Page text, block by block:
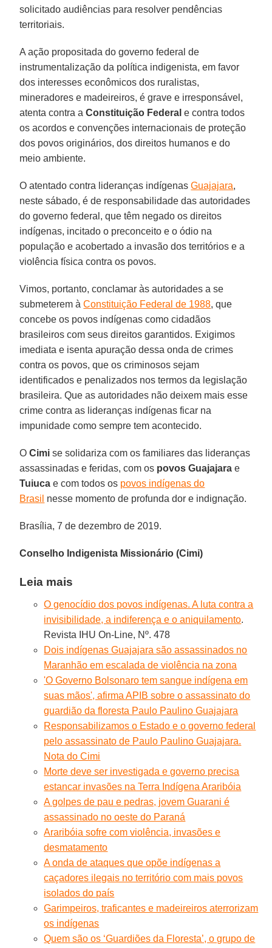
solicitado audiências para resolver pendências
territoriais.
A ação propositada do governo federal de
instrumentalização da política indigenista, em favor
dos interesses econômicos dos ruralistas,
mineradores e madeireiros, é grave e irresponsável,
atenta contra aConstituição Federal e contra todos
os acordos e convenções internacionais de proteção
dos povos originários, dos direitos humanos e do
meio ambiente.
O atentado contra lideranças indígenasGuajajara,
neste sábado, é de responsabilidade das autoridades
do governo federal, que têm negado os direitos
indígenas, incitado o preconceito e o ódio na
população e acobertado a invasão dos territórios e a
violência física contra os povos.
Vimos, portanto, conclamar às autoridades a se
submeterem àConstituição Federal de 1988, que
concebe os povos indígenas como cidadãos
brasileiros com seus direitos garantidos. Exigimos
imediata e isenta apuração dessa onda de crimes
contra os povos, que os criminosos sejam
identificados e penalizados nos termos da legislação
brasileira. Que as autoridades não deixem mais esse
crime contra as lideranças indígenas ficar na
impunidade como sempre tem acontecido.
OCimi se solidariza com os familiares das lideranças
assassinadas e feridas, com os povos Guajajara e
Tuiuca e com todos os povos indígenas do
Brasil nesse momento de profunda dor e indignação.
Brasília, 7 de dezembro de 2019.
Conselho Indigenista Missionário (Cimi)
Leia mais
O genocídio dos povos indígenas. A luta contra a
invisibilidade, a indiferença e o aniquilamento.
Revista IHU On-Line, Nº. 478
Dois indígenas Guajajara são assassinados no
Maranhão em escalada de violência na zona
'O Governo Bolsonaro tem sangue indígena em
suas mãos', afirma APIB sobre o assassinato do
guardião da floresta Paulo Paulino Guajajara
Responsabilizamos o Estado e o governo federal
pelo assassinato de Paulo Paulino Guajajara.
Nota do Cimi
Morte deve ser investigada e governo precisa
estancar invasões na Terra Indígena Araribóia
A golpes de pau e pedras, jovem Guarani é
assassinado no oeste do Paraná
Araribóia sofre com violência, invasões e
desmatamento
A onda de ataques que opõe indígenas a
caçadores ilegais no território com mais povos
isolados do país
Garimpeiros, traficantes e madeireiros aterrorizam
os indígenas
Quem são os ‘Guardiões da Floresta’, o grupo de